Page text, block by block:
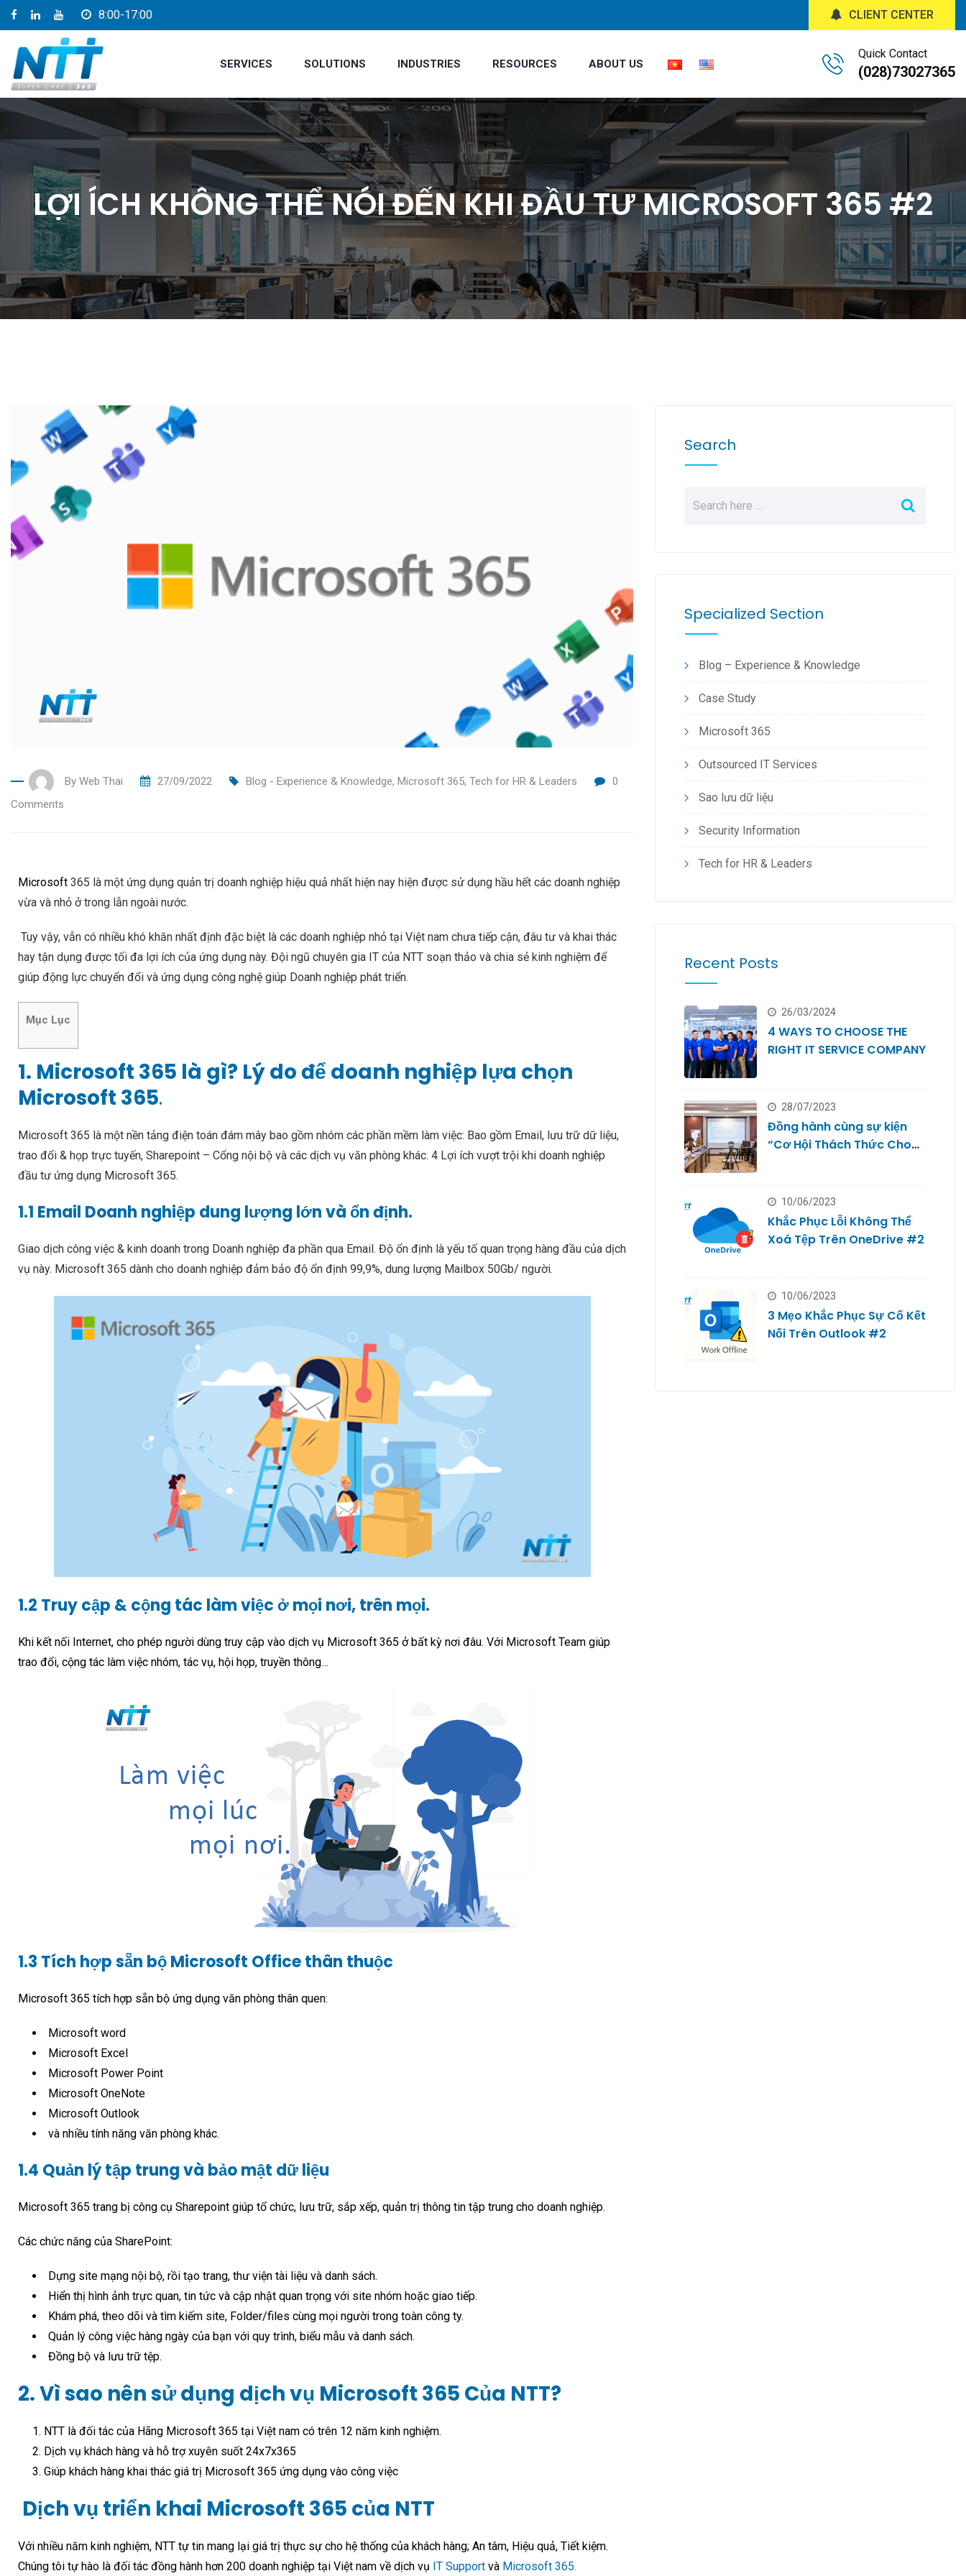
8:00-17:00 CLIENT CENTER
SERVICES SOLUTIONS INDUSTRIES RESOURCES ABOUT US
Quick Contact
(028)73027365
LỢI ÍCH KHÔNG THỂ NÓI ĐẾN KHI ĐẦU TƯ MICROSOFT 365 #2
By Web Thai 27/09/2022 Blog - Experience & Knowledge, Microsoft 365, Tech for HR & Leaders
0
Comments
Microsoft 365 là một ứng dụng quản trị doanh nghiệp hiệu quả nhất hiện nay hiện được sử dụng hầu hết các doanh nghiệp
vừa và nhỏ ở trong lẫn ngoài nước.
Tuy vậy, vẫn có nhiều khó khăn nhất định đặc biệt là các doanh nghiệp nhỏ tại Việt nam chưa tiếp cận, đâu tư và khai thác
hay tận dụng được tối đa lợi ích của ứng dụng này. Đội ngũ chuyên gia IT của NTT soạn thảo và chia sẻ kinh nghiệm để
giúp động lực chuyển đổi và ứng dụng công nghệ giúp Doanh nghiệp phát triển.
Mục Lục
1. Microsoft 365 là gì? Lý do để doanh nghiệp lựa chọn
Microsoft 365.
Microsoft 365 là một nền tảng điện toán đám mây bao gồm nhóm các phần mềm làm việc: Bao gồm Email, lưu trữ dữ liệu,
trao đổi & họp trực tuyến, Sharepoint – Cổng nội bộ và các dịch vụ văn phòng khác. 4 Lợi ích vượt trội khi doanh nghiệp
đầu tư ứng dụng Microsoft 365.
1.1 Email Doanh nghiệp dung lượng lớn và ổn định.
Giao dịch công việc & kinh doanh trong Doanh nghiệp đa phần qua Email. Độ ổn định là yếu tố quan trọng hàng đầu của dịch
vụ này. Microsoft 365 dành cho doanh nghiệp đảm bảo độ ổn định 99,9%, dung lượng Mailbox 50Gb/ người.
1.2 Truy cập & cộng tác làm việc ở mọi nơi, trên mọi.
Khi kết nối Internet, cho phép người dùng truy cập vào dịch vụ Microsoft 365 ở bất kỳ nơi đâu. Với Microsoft Team giúp
trao đổi, cộng tác làm việc nhóm, tác vụ, hội họp, truyền thông…
1.3 Tích hợp sẵn bộ Microsoft Office thân thuộc
Microsoft 365 tích hợp sẵn bộ ứng dụng văn phòng thân quen:
Microsoft word
Microsoft Excel
Microsoft Power Point
Microsoft OneNote
Microsoft Outlook
và nhiều tính năng văn phòng khác.
1.4 Quản lý tập trung và bảo mật dữ liệu
Microsoft 365 trang bị công cụ Sharepoint giúp tổ chức, lưu trữ, sắp xếp, quản trị thông tin tập trung cho doanh nghiệp.
Các chức năng của SharePoint:
Dựng site mạng nội bộ, rồi tạo trang, thư viện tài liệu và danh sách.
Hiển thị hình ảnh trực quan, tin tức và cập nhật quan trọng với site nhóm hoặc giao tiếp.
Khám phá, theo dõi và tìm kiếm site, Folder/files cùng mọi người trong toàn công ty.
Quản lý công việc hàng ngày của bạn với quy trình, biểu mẫu và danh sách.
Đồng bộ và lưu trữ tệp.
2. Vì sao nên sử dụng dịch vụ Microsoft 365 Của NTT?
NTT là đối tác của Hãng Microsoft 365 tại Việt nam có trên 12 năm kinh nghiệm.
Dịch vụ khách hàng và hỗ trợ xuyên suốt 24x7x365
Giúp khách hàng khai thác giá trị Microsoft 365 ứng dụng vào công việc
Dịch vụ triển khai Microsoft 365 của NTT
Với nhiều năm kinh nghiệm, NTT tự tin mang lại giá trị thực sự cho hệ thống của khách hàng; An tâm, Hiệu quả, Tiết kiệm.
Chúng tôi tự hào là đối tác đồng hành hơn 200 doanh nghiệp tại Việt nam về dịch vụ IT Support và Microsoft 365.
Search
Specialized Section
Blog – Experience & Knowledge
Case Study
Microsoft 365
Outsourced IT Services
Sao lưu dữ liệu
Security Information
Tech for HR & Leaders
Recent Posts
26/03/2024
4 WAYS TO CHOOSE THE
RIGHT IT SERVICE COMPANY
28/07/2023
Đồng hành cùng sự kiện
“Cơ Hội Thách Thức Cho
10/06/2023
Khắc Phục Lỗi Không Thể
Xoá Tệp Trên OneDrive #2
10/06/2023
3 Mẹo Khắc Phục Sự Cố Kết
Nối Trên Outlook #2